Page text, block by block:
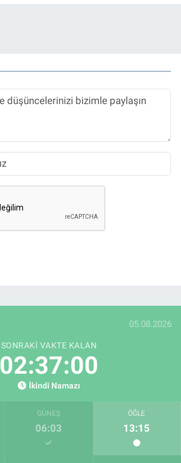
05.08.2026
SONRAKI VAKTE KALAN
02:36:59
İkindi Namazı
GÜNEŞ
06:03
ÖĞLE
13:15